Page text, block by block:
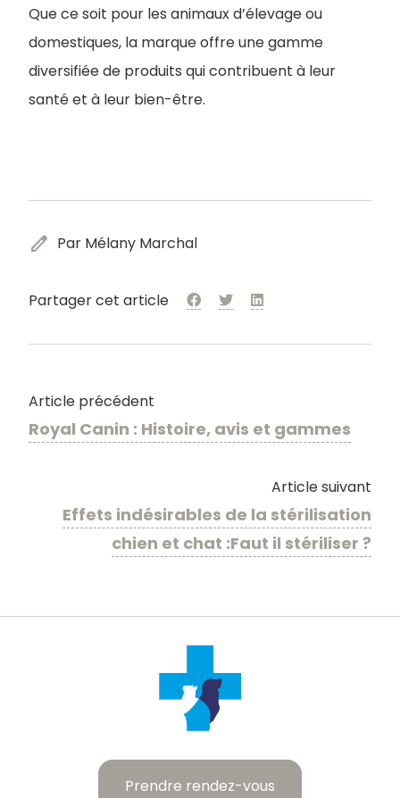
Que ce soit pour les animaux d’élevage ou
domestiques, la marque offre une gamme
diversifiée de produits qui contribuent à leur
santé et à leur bien-être.
edit Par Mélany Marchal
Partager cet article
Article précédent
Royal Canin : Histoire, avis et gammes
Article suivant
Effets indésirables de la stérilisation
chien et chat :Faut il stériliser ?
Prendre rendez-vous